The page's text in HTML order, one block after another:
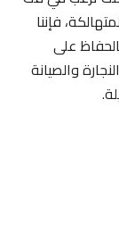
فإننا
على
والصيانة